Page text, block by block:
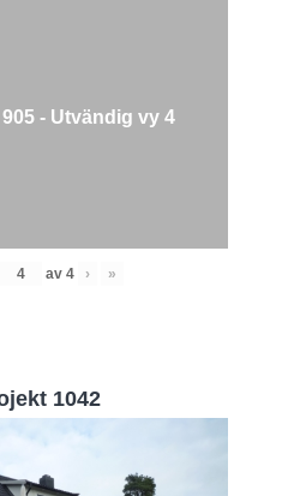
- Utvändig vy 4
av 4 › »
1042